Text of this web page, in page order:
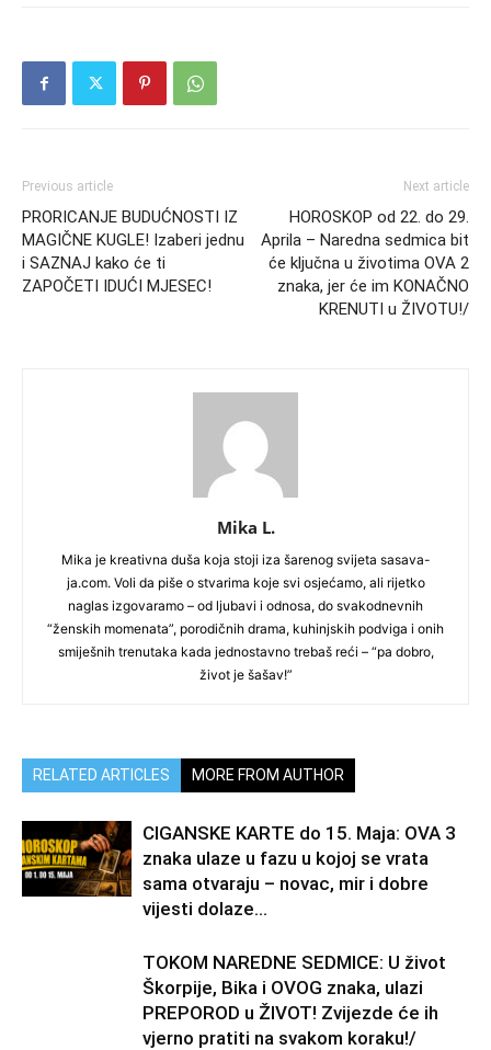
Previous article
PRORICANJE BUDUĆNOSTI IZ
MAGIČNE KUGLE! Izaberi jednu
i SAZNAJ kako će ti
ZAPOČETI IDUĆI MJESEC!
Next article
HOROSKOP od 22. do 29.
Aprila – Naredna sedmica bit
će ključna u životima OVA 2
znaka, jer će im KONAČNO
KRENUTI u ŽIVOTU!/
Mika L.
Mika je kreativna duša koja stoji iza šarenog svijeta sasava-
ja.com. Voli da piše o stvarima koje svi osjećamo, ali rijetko
naglas izgovaramo – od ljubavi i odnosa, do svakodnevnih
“ženskih momenata”, porodičnih drama, kuhinjskih podviga i onih
smiješnih trenutaka kada jednostavno trebaš reći – “pa dobro,
život je šašav!”
RELATED ARTICLES MORE FROM AUTHOR
CIGANSKE KARTE do 15. Maja: OVA 3
znaka ulaze u fazu u kojoj se vrata
sama otvaraju – novac, mir i dobre
vijesti dolaze...
TOKOM NAREDNE SEDMICE: U život
Škorpije, Bika i OVOG znaka, ulazi
PREPOROD u ŽIVOT! Zvijezde će ih
vjerno pratiti na svakom koraku!/